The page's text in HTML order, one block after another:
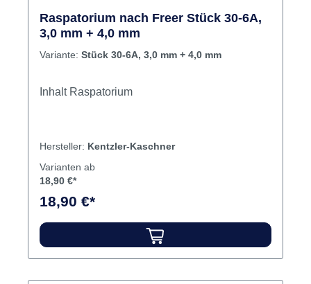
Raspatorium nach Freer Stück 30-6A,
3,0 mm + 4,0 mm
Variante: Stück 30-6A, 3,0 mm + 4,0 mm
Inhalt Raspatorium
Hersteller: Kentzler-Kaschner
Varianten ab
18,90 €*
18,90 €*